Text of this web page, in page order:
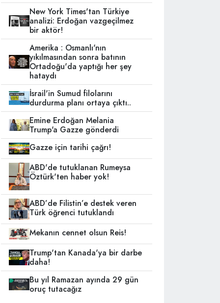
New York Times'tan Türkiye
analizi: Erdoğan vazgeçilmez
bir aktör!
Amerika : Osmanlı'nın
yıkılmasından sonra batının
Ortadoğu'da yaptığı her şey
hataydı
İsrail'in Sumud filolarını
durdurma planı ortaya çıktı..
Emine Erdoğan Melania
Trump'a Gazze gönderdi
Gazze için tarihi çağrı!
ABD'de tutuklanan Rumeysa
Öztürk'ten haber yok!
ABD’de Filistin’e destek veren
Türk öğrenci tutuklandı
Mekanın cennet olsun Reis!
Trump'tan Kanada'ya bir darbe
daha!
Bu yıl Ramazan ayında 29 gün
oruç tutacağız